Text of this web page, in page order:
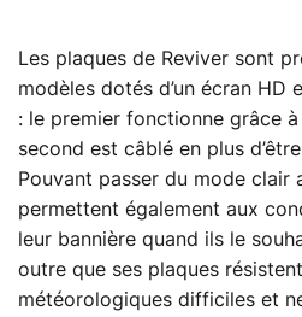
Les plaques de Reviver sont
modèles dotés d’un écran HD
: le premier fonctionne grâce
second est câblé en plus d’être
Pouvant passer du mode clair
permettent également aux
leur bannière quand ils le
outre que ses plaques
météorologiques difficiles et